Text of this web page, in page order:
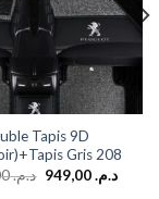
Tapis 9D
Gris 208
د.م.1.220,00 د.م.949,00